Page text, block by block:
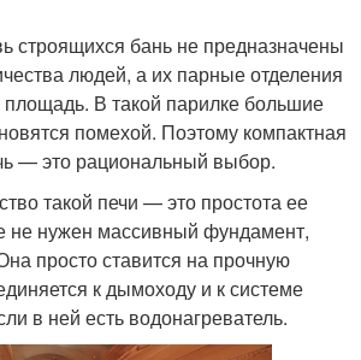
строящихся бань не предназначены
людей, а их парные отделения
В такой парилке большие
помехой. Поэтому компактная
— это рациональный выбор.
такой печи — это простота ее
не нужен массивный фундамент,
просто ставится на прочную
к дымоходу и к системе
в ней есть водонагреватель.